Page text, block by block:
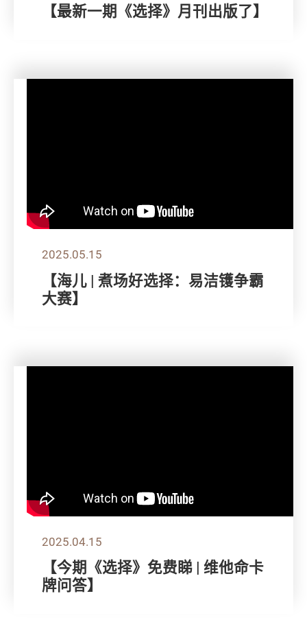
【最新一期《选择》月刊出版了】
2025.05.15
【海儿 | 煮场好选择：易洁镬争霸
大赛】
2025.04.15
【今期《选择》免费睇 | 维他命卡
牌问答】